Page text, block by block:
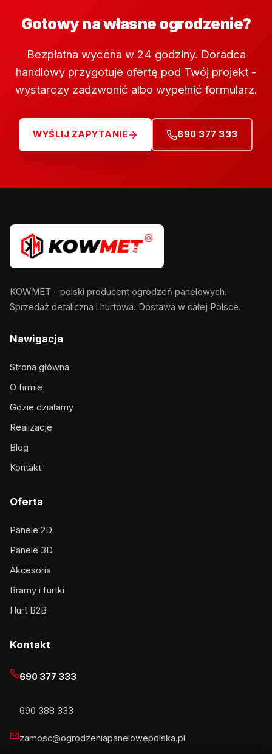
Gotowy na własne ogrodzenie?
Bezpłatna wycena w 24 godziny. Doradca
handlowy przygotuje ofertę pod Twój projekt -
wystarczy zadzwonić albo wypełnić formularz.
WYŚLIJ ZAPYTANIE 690 377 333
KOWMET - polski producent ogrodzeń panelowych.
Sprzedaż detaliczna i hurtowa. Dostawa w całej Polsce.
Nawigacja
Strona główna
O firmie
Gdzie działamy
Realizacje
Blog
Kontakt
Oferta
Panele 2D
Panele 3D
Akcesoria
Bramy i furtki
Hurt B2B
Kontakt
690 377 333
690 388 333
zamosc@ogrodzeniapanelowepolska.pl